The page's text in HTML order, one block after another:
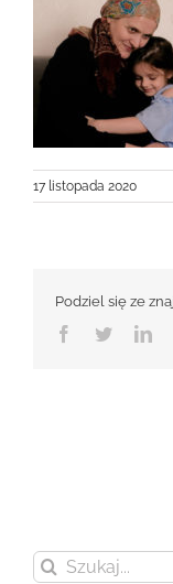
17 listopada 2020
Podziel się ze
Facebook
Twitter
Szukaj